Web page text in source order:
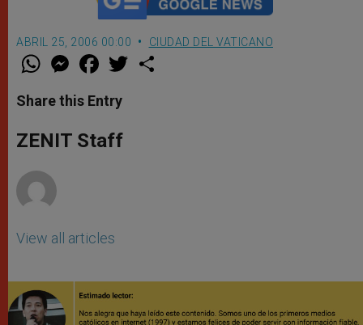
ABRIL 25, 2006 00:00 CIUDAD DEL VATICANO
W
t
s
p
p
M
e
s
e
g
e
F
a
e
b
o
k
w
Share this Entry
ZENIT Staff
View all articles